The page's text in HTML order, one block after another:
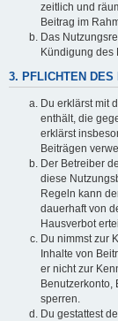
zeitlich und
Beitrag im
Das
Kündigung des
3. PFLICHTEN DES
Du erklärst mit
enthält, die
erklärst
Beiträgen
Der Betreiber
diese
Regeln kann
dauerhaft von
Hausverbot
Du nimmst zur
Inhalte von
er nicht zur
Benutzerkonto,
sperren.
Du gestattest